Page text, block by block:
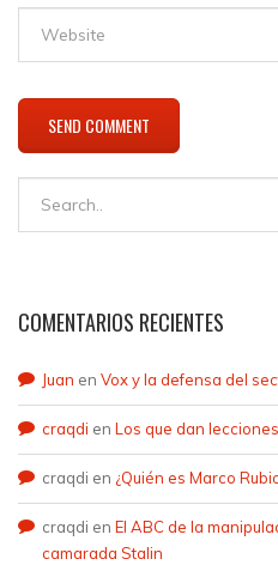
COMENTARIOS RECIENTES
Juan en Vox y la defensa del
craqdi en Los que dan
craqdi en ¿Quién es Marco
craqdi en El ABC de la
camarada Stalin